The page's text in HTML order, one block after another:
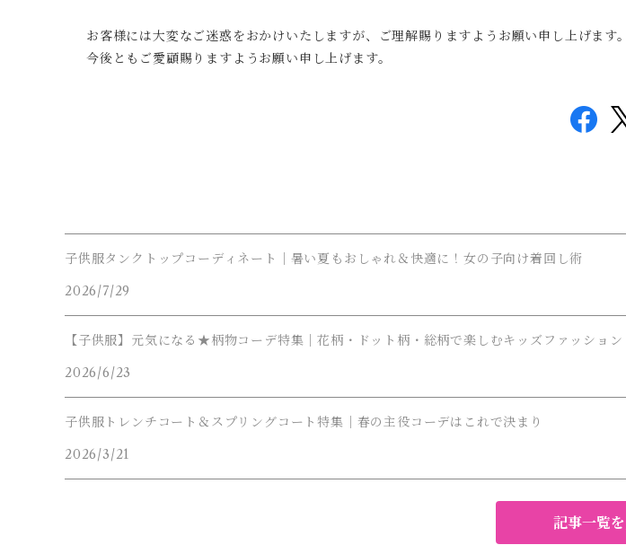
お客様には大変なご迷惑をおかけいたしますが、ご理解賜りますようお願い申し上げます。
今後ともご愛顧賜りますようお願い申し上げます。
子供服タンクトップコーディネート｜暑い夏もおしゃれ＆快適に！女の子向け着回し術
2026/7/29
【子供服】元気になる★柄物コーデ特集｜花柄・ドット柄・総柄で楽しむキッズファッション
2026/6/23
子供服トレンチコート＆スプリングコート特集｜春の主役コーデはこれで決まり
2026/3/21
記事一覧